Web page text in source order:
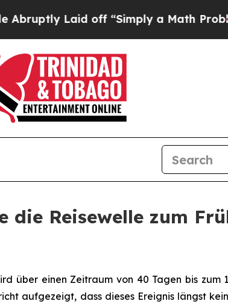
Laid off “Simply a Math ProblemDr.
die Reisewelle zum
über einen Zeitraum von 40 Tagen bis zum
aufgezeigt, dass dieses Ereignis längst